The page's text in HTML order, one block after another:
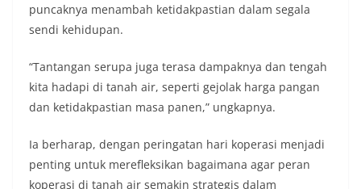
puncaknya menambah ketidakpastian dalam segala
sendi kehidupan.
“Tantangan serupa juga terasa dampaknya dan tengah
kita hadapi di tanah air, seperti gejolak harga pangan
dan ketidakpastian masa panen,” ungkapnya.
Ia berharap, dengan peringatan hari koperasi menjadi
penting untuk merefleksikan bagaimana agar peran
koperasi di tanah air semakin strategis dalam